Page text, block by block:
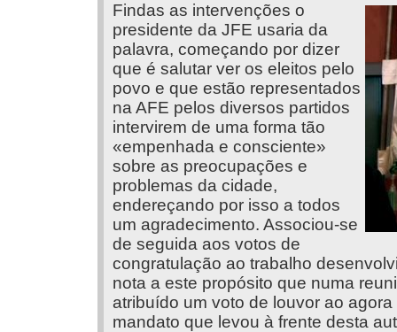
Findas as intervenções o
presidente da JFE usaria da
palavra, começando por dizer
que é salutar ver os eleitos pelo
povo e que estão representados
na AFE pelos diversos partidos
intervirem de uma forma tão
«empenhada e consciente»
sobre as preocupações e
problemas da cidade,
endereçando por isso a todos
um agradecimento. Associou-se
de seguida aos votos de
congratulação ao trabalho
nota a este propósito que numa
atribuído um voto de louvor ao
mandato que levou à frente desta